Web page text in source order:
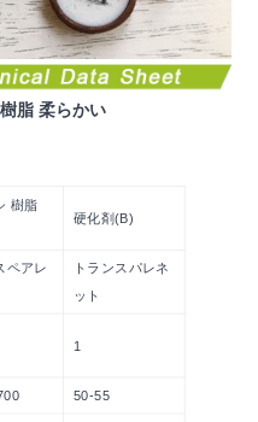
脂 柔らかい
樹脂
硬化剤(B)
ペアレ
トランスパレネ
ット
1
50-55